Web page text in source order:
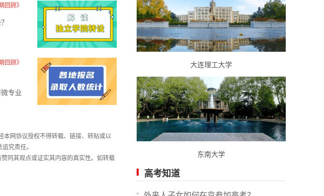
回顾》
回顾》
专业
本网协议授权不得转载、链接、转贴或以
究责任。
同其观点或证实其内容的真实性。如转载
大连理工大学
东南大学
高考知道